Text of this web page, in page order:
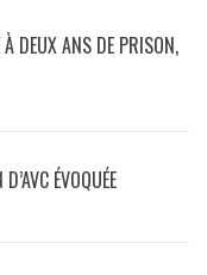
DEUX ANS DE PRISON,
ÉVOQUÉE